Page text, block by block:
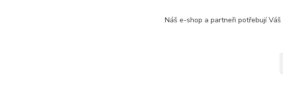
Náš e-shop a partneři potřebují Váš